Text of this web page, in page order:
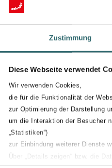
Zustimmung
Diese Webseite verwendet
Wir verwenden Cookies,
die für die Funktionalität der
zur Optimierung der Darstellung
um die Interaktion der Besucher
„Statistiken“)
zur Einbindung weiterer Dienste
Über „Details zeigen“ bzw. die